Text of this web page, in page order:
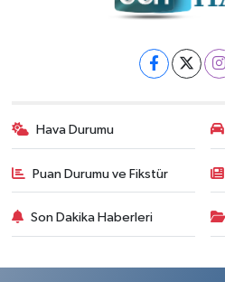
Hava Durumu
Puan Durumu ve Fikstür
Son Dakika Haberleri